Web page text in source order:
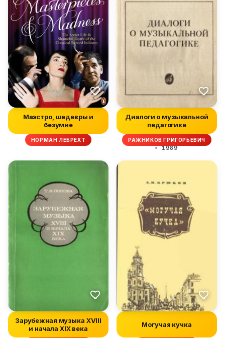
Маэстро, шедевры и
безумие
НОРМАН ЛЕБРЕХТ
Диалоги о музыкальной
педагогике
РАЖНИКОВ ГРИГОРЬЕВИЧ
1989
Зарубежная музыка XVIII
и начала XIX века
Могучая кучка